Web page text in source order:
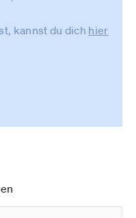
kannst du dich hier